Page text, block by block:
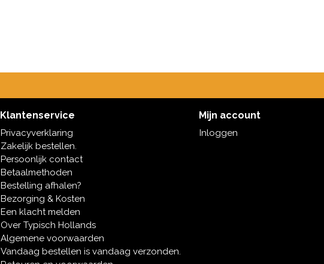
Klantenservice
Privacyverklaring
Zakelijk bestellen.
Persoonlijk contact
Betaalmethoden
Bestelling afhalen?
Bezorging & Kosten
Een klacht melden
Over Typisch Hollands
Algemene voorwaarden
Vandaag bestellen is vandaag verzonden.
Mijn account
Inloggen